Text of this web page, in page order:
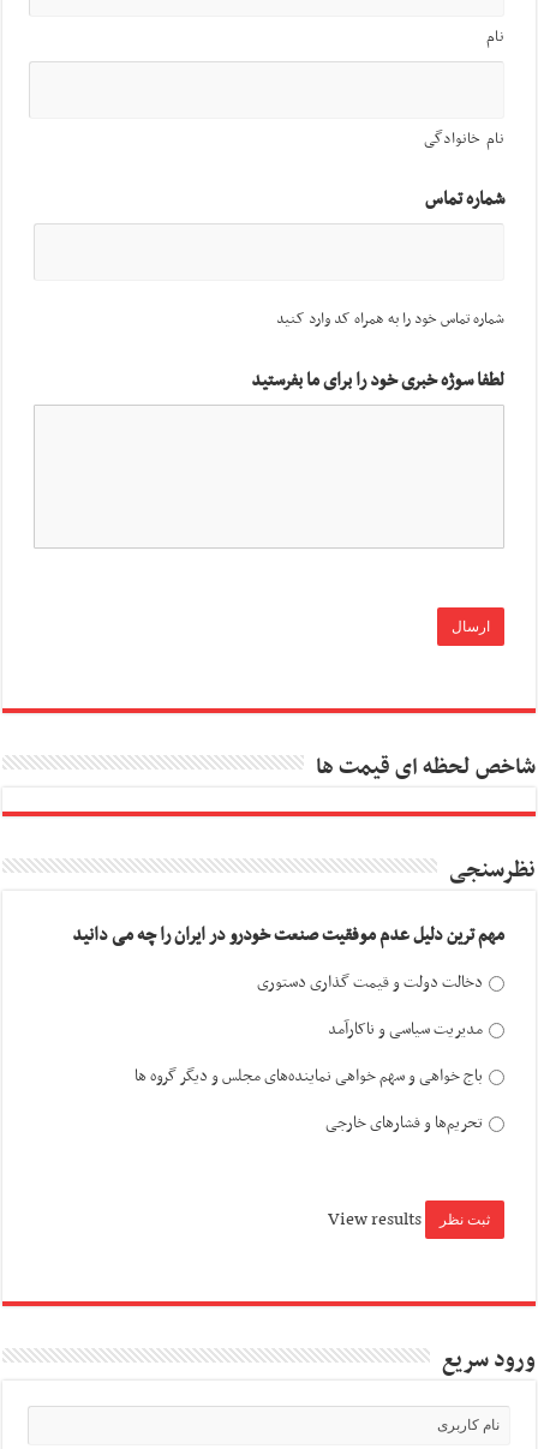
نام
نام خانوادگی
شماره تماس
شماره تماس خود را به همراه کد وارد کنید
لطفا سوژه خبری خود را برای ما بفرستید
شاخص لحظه ای قیمت ها
نظرسنجی
مهم ترین دلیل عدم موفقیت صنعت خودرو در ایران را چه می دانید
دخالت دولت و قیمت گذاری دستوری
مدیریت سیاسی و ناکارآمد
باج خواهی و سهم خواهی نماینده‌های مجلس و دیگر گروه ها
تحریم‌ها و فشارهای خارجی
View results
ورود سریع